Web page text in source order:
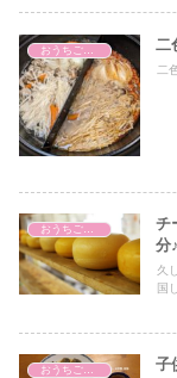
おうちごはん 二
二
おうちごはん
チ
分♪
久
国
おうちごはん 子